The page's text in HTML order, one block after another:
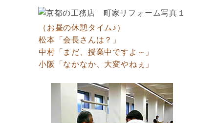
（お昼の休憩タイム♪）
松本「会長さんは？」
中村「まだ、授業中ですよ～」
小阪「なかなか、大変やねぇ」